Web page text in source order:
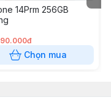
14Prm 256GB
Chọn mua